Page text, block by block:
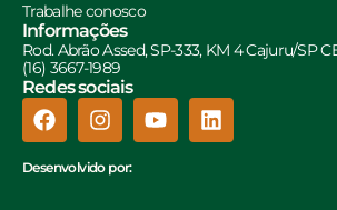
Trabalhe conosco
Informações
Rod. Abrão Assed, SP-333, KM 4 Cajuru/SP
(16) 3667-1989
Redes sociais
Desenvolvido por: